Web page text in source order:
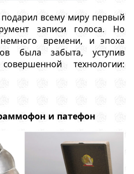
всему миру первый
записи голоса. Но
времени, и эпоха
была забыта, уступив
технологии:
и патефон